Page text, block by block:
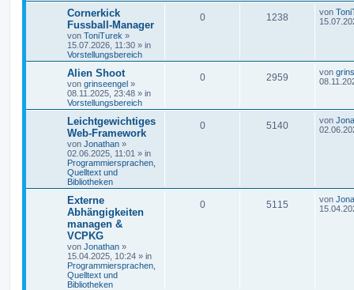
Cornerkick
Fussball-Manager
von ToniTurek »
15.07.2026, 11:30 » in
Vorstellungsbereich
0 1238 von
Alien Shoot
von grinseengel »
08.11.2025, 23:48 » in
Vorstellungsbereich
0 2959 von
Leichtgewichtiges
Web-Framework
von Jonathan »
02.06.2025, 11:01 » in
Programmiersprachen,
Quelltext und
Bibliotheken
0 5140 von
Externe
Abhängigkeiten
managen &
VCPKG
von Jonathan »
15.04.2025, 10:24 » in
Programmiersprachen,
Quelltext und
Bibliotheken
0 5115 von